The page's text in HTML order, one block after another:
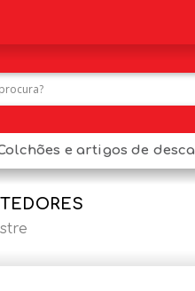
e artigos de